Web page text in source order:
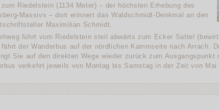
Riedelstein (1134 Meter) – der höchsten Erhebung des
Massivs – dort erinnert das Waldschmidt-Denkmal an den
Maximilian Schmidt.
führt vom Riedelstein steil abwärts zum Ecker Sattel
der Wanderbus auf der nördlichen Kammseite nach Arrach.
Sie auf den direkten Wege wieder zurück zum Ausgangspunkt
verkehrt jeweils von Montag bis Samstag in der Zeit von Mai